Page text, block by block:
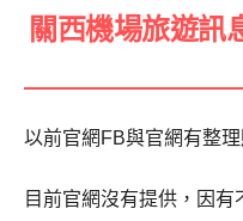
關西機場旅遊訊
以前官網FB與官網有整
目前官網沒有提供，因